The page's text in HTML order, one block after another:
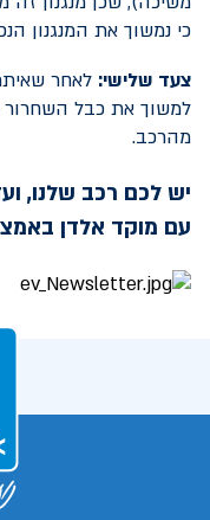
כי נמשוך את המנגנון
צעד שלישי: לאחר
למשוך את כבל השחרור
מהרכב.
יש לכם רכב שלנו,
עם מוקד אלדן